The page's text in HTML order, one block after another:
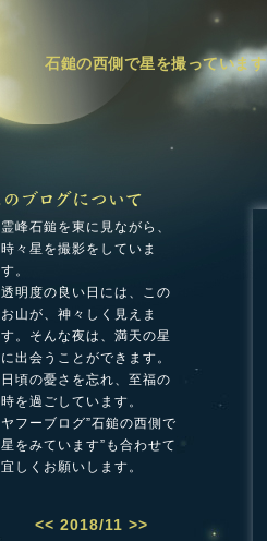
石鎚の西側で星を撮っています
霊峰石鎚を東に見ながら、
時々星を撮影をしていま
す。
透明度の良い日には、この
お山が、神々しく見えま
す。そんな夜は、満天の星
に出会うことができます。
日頃の憂さを忘れ、至福の
時を過ごしています。
ヤフーブログ”石鎚の西側で
星をみています”も合わせて
宜しくお願いします。
<< 2018/11 >>